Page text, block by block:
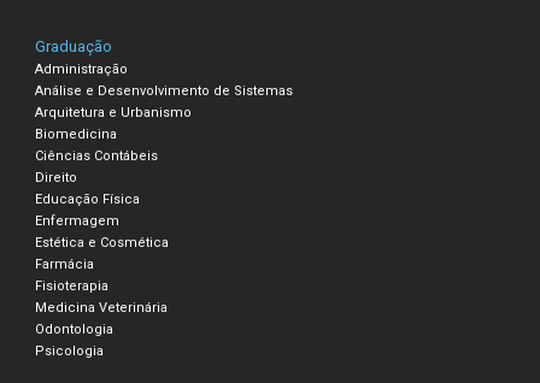
Graduação
Administração
Análise e Desenvolvimento de Sistemas
Arquitetura e Urbanismo
Biomedicina
Ciências Contábeis
Direito
Educação Física
Enfermagem
Estética e Cosmética
Farmácia
Fisioterapia
Medicina Veterinária
Odontologia
Psicologia